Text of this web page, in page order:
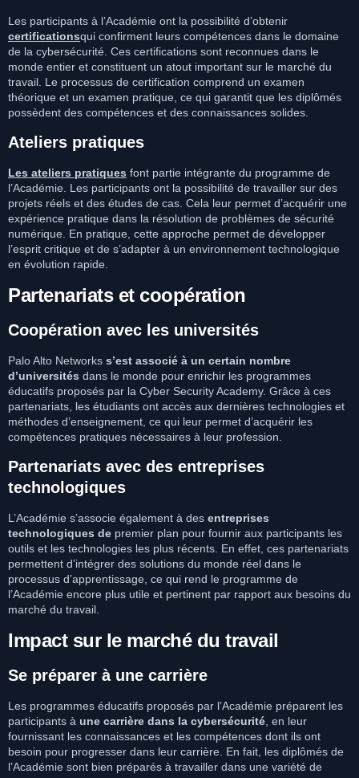
Les participants à l’Académie ont la possibilité d’obtenir
certificationsqui confirment leurs compétences dans le domaine
de la cybersécurité. Ces certifications sont reconnues dans le
monde entier et constituent un atout important sur le marché du
travail. Le processus de certification comprend un examen
théorique et un examen pratique, ce qui garantit que les diplômés
possèdent des compétences et des connaissances solides.
Ateliers pratiques
Les ateliers pratiques font partie intégrante du programme de
l’Académie. Les participants ont la possibilité de travailler sur des
projets réels et des études de cas. Cela leur permet d’acquérir une
expérience pratique dans la résolution de problèmes de sécurité
numérique. En pratique, cette approche permet de développer
l’esprit critique et de s’adapter à un environnement technologique
en évolution rapide.
Partenariats et coopération
Coopération avec les universités
Palo Alto Networks s’est associé à un certain nombre
d’universités dans le monde pour enrichir les programmes
éducatifs proposés par la Cyber Security Academy. Grâce à ces
partenariats, les étudiants ont accès aux dernières technologies et
méthodes d’enseignement, ce qui leur permet d’acquérir les
compétences pratiques nécessaires à leur profession.
Partenariats avec des entreprises
technologiques
L’Académie s’associe également à des entreprises
technologiques de premier plan pour fournir aux participants les
outils et les technologies les plus récents. En effet, ces partenariats
permettent d’intégrer des solutions du monde réel dans le
processus d’apprentissage, ce qui rend le programme de
l’Académie encore plus utile et pertinent par rapport aux besoins du
marché du travail.
Impact sur le marché du travail
Se préparer à une carrière
Les programmes éducatifs proposés par l’Académie préparent les
participants à une carrière dans la cybersécurité , en leur
fournissant les connaissances et les compétences dont ils ont
besoin pour progresser dans leur carrière. En fait, les diplômés de
l’Académie sont bien préparés à travailler dans une variété de